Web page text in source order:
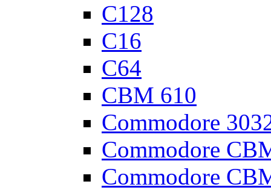
C128
C16
C64
CBM 610
Commodore
Commodore
Commodore